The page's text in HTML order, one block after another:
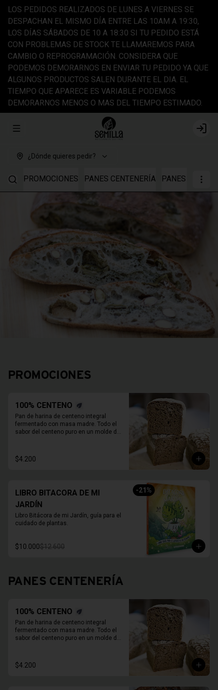
LOS PEDIDOS REALIZADOS DE LUNES A VIERNES SE
DESPACHAN EL MISMO DÍA ENTRE LAS 10AM A 19:30,
LOS DÍAS SÁBADOS DE 10 A 18:30 SI TU PEDIDO ESTÁ
CON PROBLEMAS DE STOCK TE LLAMAREMOS PARA
CAMBIO O REPROGRAMACIÓN. CONSIDERA QUE
PODEMOS DEMORARNOS EN ENVIAR TU PEDIDO YA QUE
ALGUNOS PRODUCTOS SALEN DURANTE EL DIA. EL
TIEMPO QUE APARECE ES VARIABLE PODEMOS
DEMORARNOS MENOS O MAS DEL TIEMPO ESTIMADO.
Abrir menu de navegación Login
¿Dónde quieres pedir?
PROMOCIONES PANES CENTENERÍA PANES TRIGO
PROMOCIONES
100% CENTENO
Pan de harina de centeno integral
fermentado con masa madre. Todo el
sabor del centeno puro en un molde de
En primavera verano REFRIGERAR
INMEDIATAMENTE.
$4.200
-21 %
LIBRO BITACORA DE MI
JARDÍN
Libro Bitácora de mi Jardín, guía para el
cuidado de plantas.
$10.000$12.600
PANES CENTENERÍA
100% CENTENO
Pan de harina de centeno integral
fermentado con masa madre. Todo el
sabor del centeno puro en un molde de
En primavera verano REFRIGERAR
INMEDIATAMENTE.
$4.200